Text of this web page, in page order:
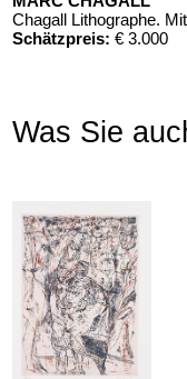
Schätzpreis: € 3.000
Auktion 610 - Lot
MARC CHAGALL
Le Coq rouge, 1957
Schätzpreis:€ 1.800
Was Sie